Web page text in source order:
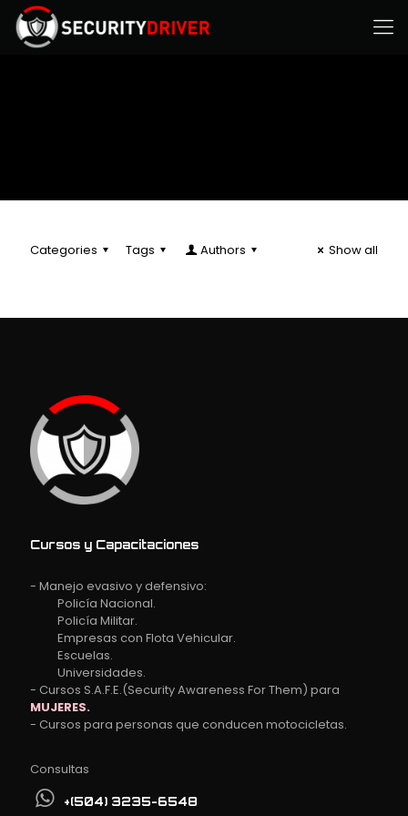
Categories Tags Authors Show all
Cursos y Capacitaciones
- Manejo evasivo y defensivo:
Policía Nacional.
Policía Militar.
Empresas con Flota Vehicular.
Escuelas.
Universidades.
- Cursos S.A.F.E.(Security Awareness For Them) para
MUJERES.
- Cursos para personas que conducen motocicletas.
Consultas
+(504) 3235-6548